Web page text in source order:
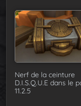
Nerf de la ceinture
D.I.S.Q.U.E dans le
11.2.5